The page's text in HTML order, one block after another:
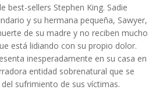
best-sellers Stephen King. Sadie
y su hermana pequeña, Sawyer,
de su madre y no reciben mucho
está lidiando con su propio dolor.
inesperadamente en su casa en
entidad sobrenatural que se
sufrimiento de sus víctimas.